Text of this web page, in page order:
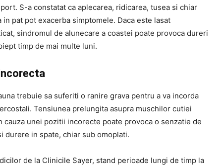
S-a constatat ca aplecarea, ridicarea, tusea si chiar
in pat pot exacerba simptomele. Daca este lasat
sindromul de alunecare a coastei poate provoca dureri
timp de mai multe luni.
trebuie sa suferiti o ranire grava pentru a va incorda
Tensiunea prelungita asupra muschilor cutiei
cauza unei pozitii incorecte poate provoca o senzatie de
durere in spate, chiar sub omoplati.
de la Clinicile Sayer, stand perioade lungi de timp la